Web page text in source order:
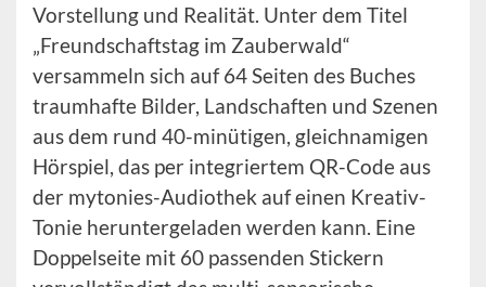
Vorstellung und Realität. Unter dem Titel
„Freundschaftstag im Zauberwald“
versammeln sich auf 64 Seiten des Buches
traumhafte Bilder, Landschaften und Szenen
aus dem rund 40-minütigen, gleichnamigen
Hörspiel, das per integriertem QR-Code aus
der mytonies-Audiothek auf einen Kreativ-
Tonie heruntergeladen werden kann. Eine
Doppelseite mit 60 passenden Stickern